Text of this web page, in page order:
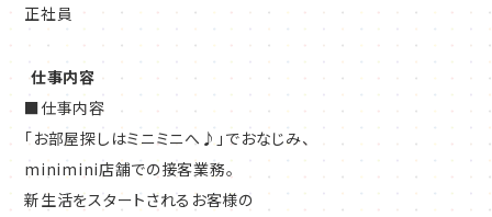
営業は完全反響型で、テレアポ・飛び込みはゼロ。
お問合せいただいたお客様に物件をご紹介するスタイルのため、
ストレスの少ない環境でスタートできます。
店長・マネージャーを目指すための研修もあり、
20代で管理職に昇格した社員も活躍中。
へご案内し見学していただきま す。
▼ご契約
契約書類の取り交わしを行ない、必要に応じてハウスクリーニン
グ等も手配。
▼引き渡し
入居日に、鍵をお渡しするなどして完了。
正社員
仕事内容
■仕事内容
「お部屋探しはミニミニへ♪」でおなじみ、
minimini店舗での接客業務。
新生活をスタートされるお客様の